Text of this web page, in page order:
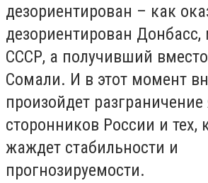
дезориентирован – как
дезориентирован
СССР, а получивший вместо
Сомали. И в этот момент
произойдет
сторонников России и тех,
жаждет стабильности и
прогнозируемости.